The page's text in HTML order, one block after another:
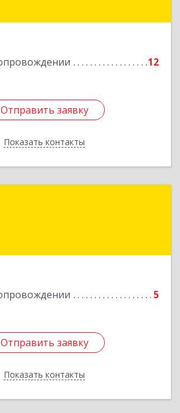
12
Отправить заявку
Показать контакты
Отправить заявку
Назад
5
Отправить заявку
Показать контакты
обл, Кинель г, Маяковского
Отправить заявку
Назад